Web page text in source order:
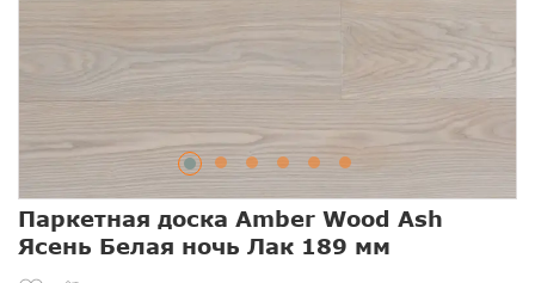
Паркетная доска Amber Wood Ash
Ясень Белая ночь Лак 189 мм